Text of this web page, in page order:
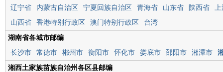
辽宁省
内蒙古自治区 宁夏回族自治区 青海省 山东省 陕西省
上
山西省
香港特别行政区 澳门特别行政区 台湾
湖南省各城市邮编
长沙市
常德市 郴州市 衡阳市 怀化市 娄底市 邵阳市 湘潭市
湘西土家族苗族自治州各区县邮编